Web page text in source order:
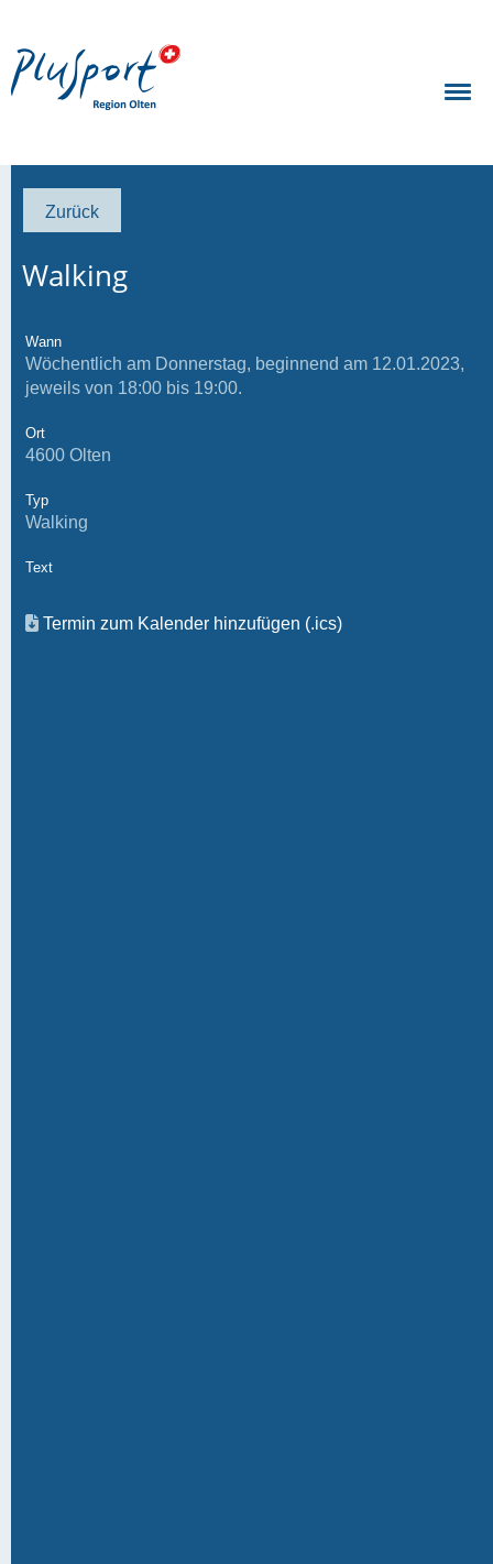
Zurück
Walking
Wann
Wöchentlich am Donnerstag, beginnend am 12.01.2023,
jeweils von 18:00 bis 19:00.
Ort
4600 Olten
Typ
Walking
Text
Termin zum Kalender hinzufügen (.ics)